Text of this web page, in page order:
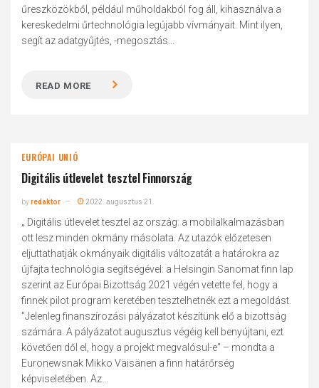
űreszközökből, például műholdakból fog áll, kihasználva a
kereskedelmi űrtechnológia legújabb vívmányait. Mint ilyen,
segít az adatgyűjtés, -megosztás...
READ MORE
EURÓPAI UNIÓ
Digitális útlevelet tesztel Finnország
byredaktor 2022. augusztus 21.
„ Digitális útlevelet tesztel az ország: a mobilalkalmazásban
ott lesz minden okmány másolata. Az utazók előzetesen
eljuttathatják okmányaik digitális változatát a határokra az
újfajta technológia segítségével: a Helsingin Sanomat finn lap
szerint az Európai Bizottság 2021 végén vetette fel, hogy a
finnek pilot program keretében tesztelhetnék ezt a megoldást.
"Jelenleg finanszírozási pályázatot készítünk elő a bizottság
számára. A pályázatot augusztus végéig kell benyújtani, ezt
követően dől el, hogy a projekt megvalósul-e" – mondta a
Euronewsnak Mikko Väisänen a finn határőrség
képviseletében. Az...